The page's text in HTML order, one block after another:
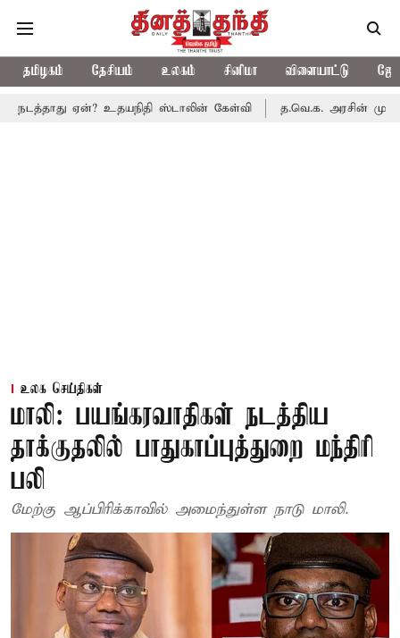
தமிழகம் தேசியம் உலகம் சினிமா விளையாட்டு
ஏன்? உதயநிதி ஸ்டாலின் கேள்வி த.வெ.க. அரசின் முதல் பட்ஜெட்:
உலக செய்திகள்
மாலி: பயங்கரவாதிகள் நடத்திய
தாக்குதலில் பாதுகாப்புத்துறை மந்திரி
பலி
மேற்கு ஆப்பிரிக்காவில் அமைந்துள்ள நாடு மாலி.